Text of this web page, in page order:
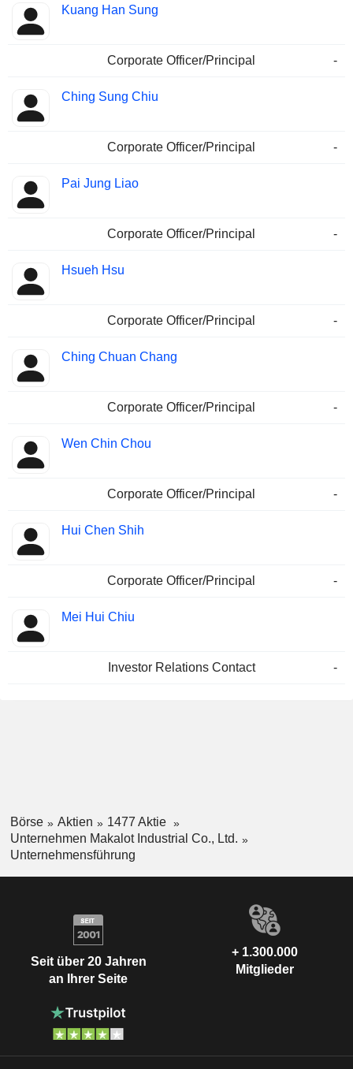
Kuang Han Sung
Corporate Officer/Principal -
Ching Sung Chiu
Corporate Officer/Principal -
Pai Jung Liao
Corporate Officer/Principal -
Hsueh Hsu
Corporate Officer/Principal -
Ching Chuan Chang
Corporate Officer/Principal -
Wen Chin Chou
Corporate Officer/Principal -
Hui Chen Shih
Corporate Officer/Principal -
Mei Hui Chiu
Investor Relations Contact -
Börse Aktien
1477 Aktie
Unternehmen Makalot Industrial Co., Ltd.
Unternehmensführung
Seit über 20 Jahren
an Ihrer Seite
+ 1.300.000
Mitglieder